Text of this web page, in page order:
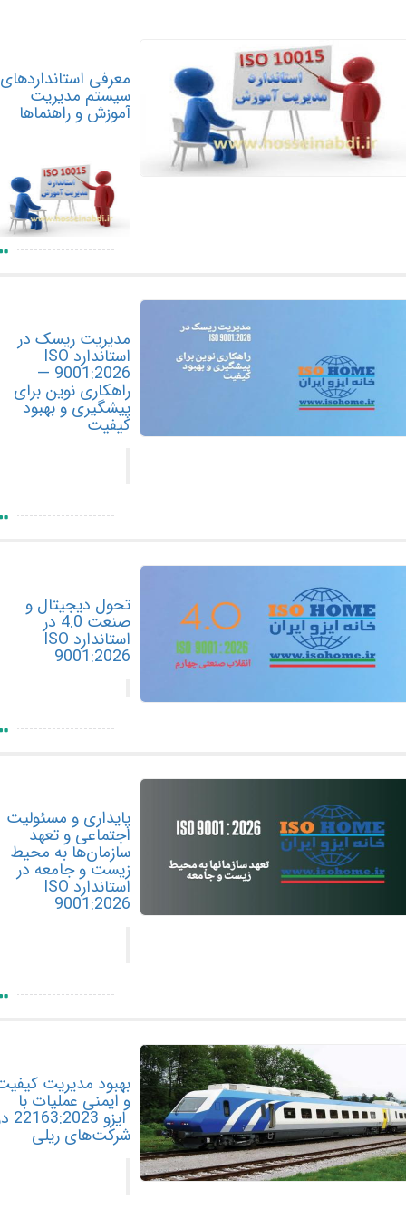
معرفی استانداردهای
سیستم مدیریت
آموزش و راهنماها
مدیریت ریسک در
استاندارد ISO
9001:2026 —
راهکاری نوین برای
پیشگیری و بهبود
کیفیت
تحول دیجیتال و
صنعت 4.0 در
استاندارد ISO
9001:2026
پایداری و مسئولیت
اجتماعی و تعهد
سازمان‌ها به محیط
زیست و جامعه در
استاندارد ISO
9001:2026
بهبود مدیریت کیفیت
و ایمنی عملیات با
ایزو 22163:2023 در
شرکت‌های ریلی